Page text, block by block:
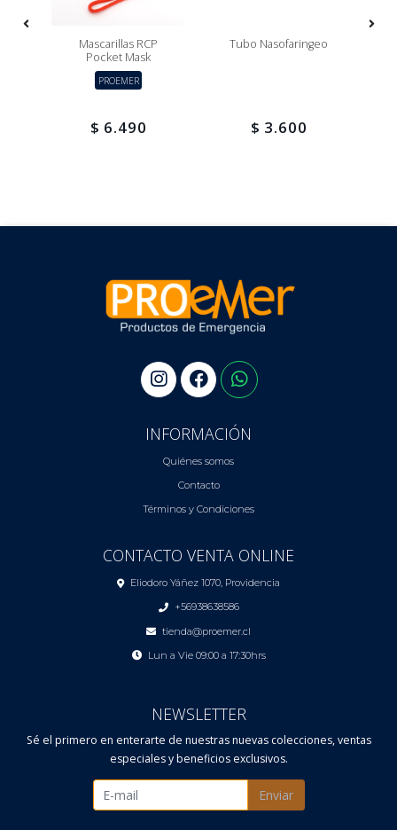
Mascarillas RCP
Pocket Mask
PROEMER
$ 6.490
Tubo Nasofaringeo
$ 3.600
INFORMACIÓN
Quiénes somos
Contacto
Términos y Condiciones
CONTACTO VENTA ONLINE
Eliodoro Yáñez 1070, Providencia
+56938638586
tienda@proemer.cl
Lun a Vie 09:00 a 17:30hrs
NEWSLETTER
Sé el primero en enterarte de nuestras nuevas colecciones, ventas
especiales y beneficios exclusivos.
Enviar